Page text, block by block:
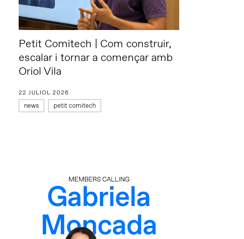
Petit Comitech | Com construir,
escalar i tornar a començar amb
Oriol Vila
22 JULIOL 2026
news petit comitech